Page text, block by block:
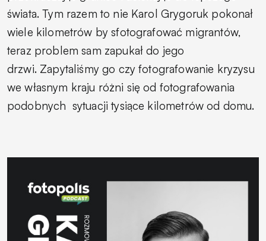
świata. Tym razem to nie Karol Grygoruk pokonał
wiele kilometrów by sfotografować migrantów,
teraz problem sam zapukał do jego
drzwi. Zapytaliśmy go czy fotografowanie kryzysu
we własnym kraju różni się od fotografowania
podobnych sytuacji tysiące kilometrów od domu.